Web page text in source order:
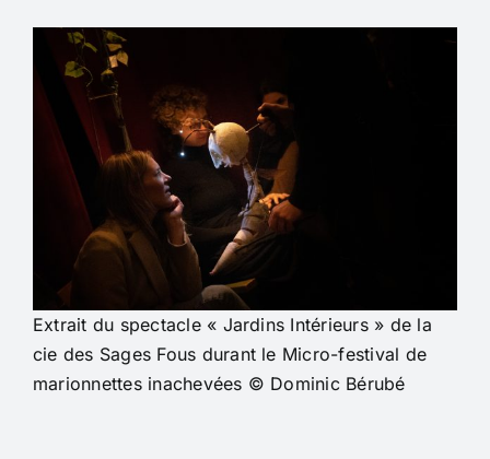
Extrait du spectacle « Jardins Intérieurs » de la
cie des Sages Fous durant le Micro-festival de
marionnettes inachevées © Dominic Bérubé